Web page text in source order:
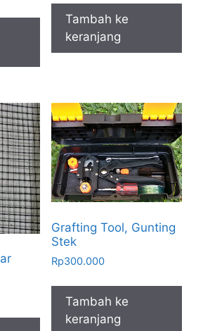
Tambah ke
keranjang
Grafting Tool, Gunting
Stek
Rp300.000
Tambah ke
keranjang